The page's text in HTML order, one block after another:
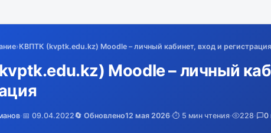
›КВПТК (kvptk.edu.kz) Moodle – личный кабинет, вход и регистрация
Moodle – личный
·📅 09.04.2022🔄 Обновлено12 мая 2026·⏱️ 5 мин чтения· 228· 0